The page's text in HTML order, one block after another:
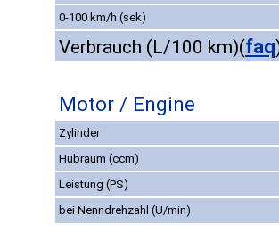
0-100 km/h (sek)
Verbrauch (L/100 km)(faq
Motor / Engine
Zylinder
Hubraum (ccm)
Leistung (PS)
bei Nenndrehzahl (U/min)